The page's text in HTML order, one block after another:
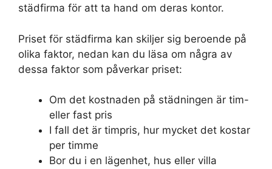
städfirma för att ta hand om deras kontor.
Priset för städfirma kan skiljer sig beroende på
olika faktor, nedan kan du läsa om några av
dessa faktor som påverkar priset:
Om det kostnaden på städningen är tim-
eller fast pris
I fall det är timpris, hur mycket det kostar
per timme
Bor du i en lägenhet, hus eller villa